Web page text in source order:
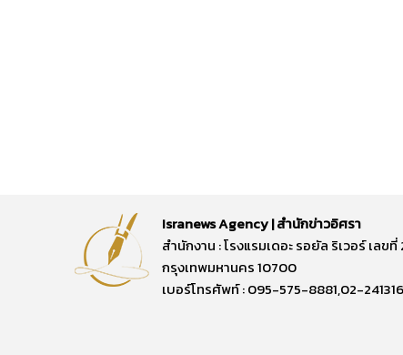
Isranews Agency | สำนักข่าวอิศรา
สำนักงาน : โรงแรมเดอะ รอยัล ริเวอร์ เ
กรุงเทพมหานคร 10700
เบอร์โทรศัพท์ : 095-575-8881,02-